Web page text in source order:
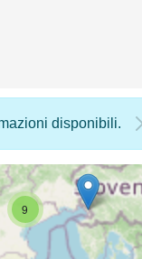
disponibili.
9